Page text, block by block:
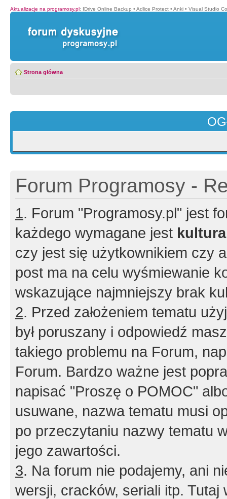
Aktualizacje na programosy.pl: IDrive Online Backup • Adlice Protect • Anki • Visual Studio
Strona główna
Forum Programosy -
1. Forum "Programosy.pl" jest
każdego wymagane jest
czy jest się użytkownikiem czy
post ma na celu wyśmiewanie
wskazujące najmniejszy brak
2. Przed założeniem tematu
był poruszany i odpowiedź
takiego problemu na Forum,
Forum. Bardzo ważne jest
napisać "Proszę o POMOC"
usuwane, nazwa tematu musi
po przeczytaniu nazwy tematu
jego zawartości.
3. Na forum nie podajemy, ani
wersji, cracków, seriali itp. Tutaj